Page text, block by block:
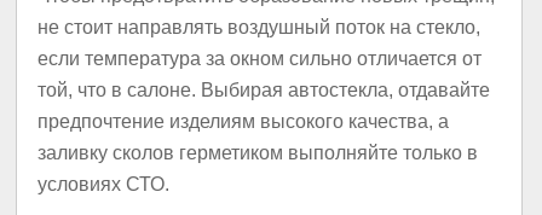
не стоит направлять воздушный поток на стекло,
если температура за окном сильно отличается от
той, что в салоне. Выбирая автостекла, отдавайте
предпочтение изделиям высокого качества, а
заливку сколов герметиком выполняйте только в
условиях СТО.